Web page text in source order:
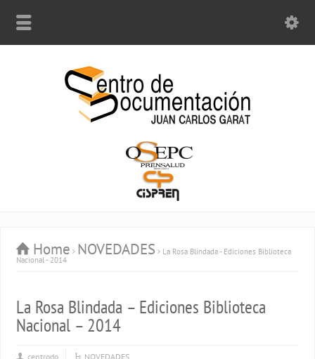
Home NOVEDADES
La Rosa Blindada - Ediciones Biblioteca
Nacional - 2014
La Rosa Blindada – Ediciones Biblioteca
Nacional – 2014
centrodo NOVEDADES